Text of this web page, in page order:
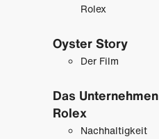
Rolex
Oyster Story
Der Film
Das Unternehmen
Rolex
Nachhaltigkeit